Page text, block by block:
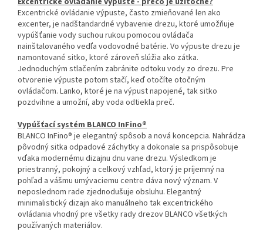
Excentrické ovládanie výpuste, často zmieňované len ako
excenter, je nadštandardné vybavenie drezu, ktoré umožňuje
vypúšťanie vody suchou rukou pomocou ovládača
nainštalovaného vedľa vodovodné batérie. Vo výpuste drezu je
namontované sitko, ktoré zároveň slúžia ako zátka.
Jednoduchým stlačením zabránite odtoku vody zo drezu. Pre
otvorenie výpuste potom stačí, keď otočíte otočným
ovládačom. Lanko, ktoré je na výpust napojené, tak sitko
pozdvihne a umožní, aby voda odtiekla preč.
Vypúšťací systém BLANCO InFino®
BLANCO InFino® je elegantný spôsob a nová koncepcia. Nahrádza
pôvodný sitka odpadové záchytky a dokonale sa prispôsobuje
vďaka modernému dizajnu dnu vane drezu. Výsledkom je
priestranný, pokojný a celkový vzhľad, ktorý je príjemný na
pohľad a vášmu umývaciemu centre dáva nový význam. V
neposlednom rade zjednodušuje obsluhu. Elegantný
minimalistický dizajn ako manuálneho tak excentrického
ovládania vhodný pre všetky rady drezov BLANCO všetkých
používaných materiálov.